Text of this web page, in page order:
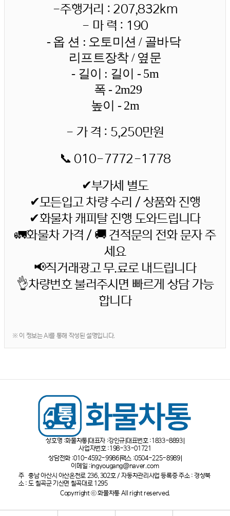
-주행거리 : 207,832km
- 마 력 : 190
- 옵 션 : 오토미션 / 골바닥
리프트장착 / 옆문
- 길이 : 길이 - 5m
폭 - 2m29
높이 - 2m
- 가 격 : 5,250만원
📞 010-7772-1778
✔부가세 별도
✔모든입고 차량 수리 / 상품화 진행
✔화물차 캐피탈 진행 도와드립니다
🚛화물차 가격 / 🚚 견적문의 전화 문자 주
세요
📢직거래광고 무.료로 내드립니다
👌차량번호 불러주시면 빠르게 상담 가능
합니다
※ 이 정보는 AI를 통해 작성된 설명입니다.
상호명 :화물차통 대표자 :강인규 대표번호 :1833-8893
사업자번호 :198-33-01721
상담전화 :010-4592-9986 팩스 :0504-225-8989
이메일 :ingyougang@naver.com
주
소 :
충남 아산시 아산온천로 236, 302호 / 자동차관리사업 등록증 주소 : 경상북
도 칠곡군 기산면 칠곡대로 1295
Copyrright ⓒ 화물차통 All right reserved.